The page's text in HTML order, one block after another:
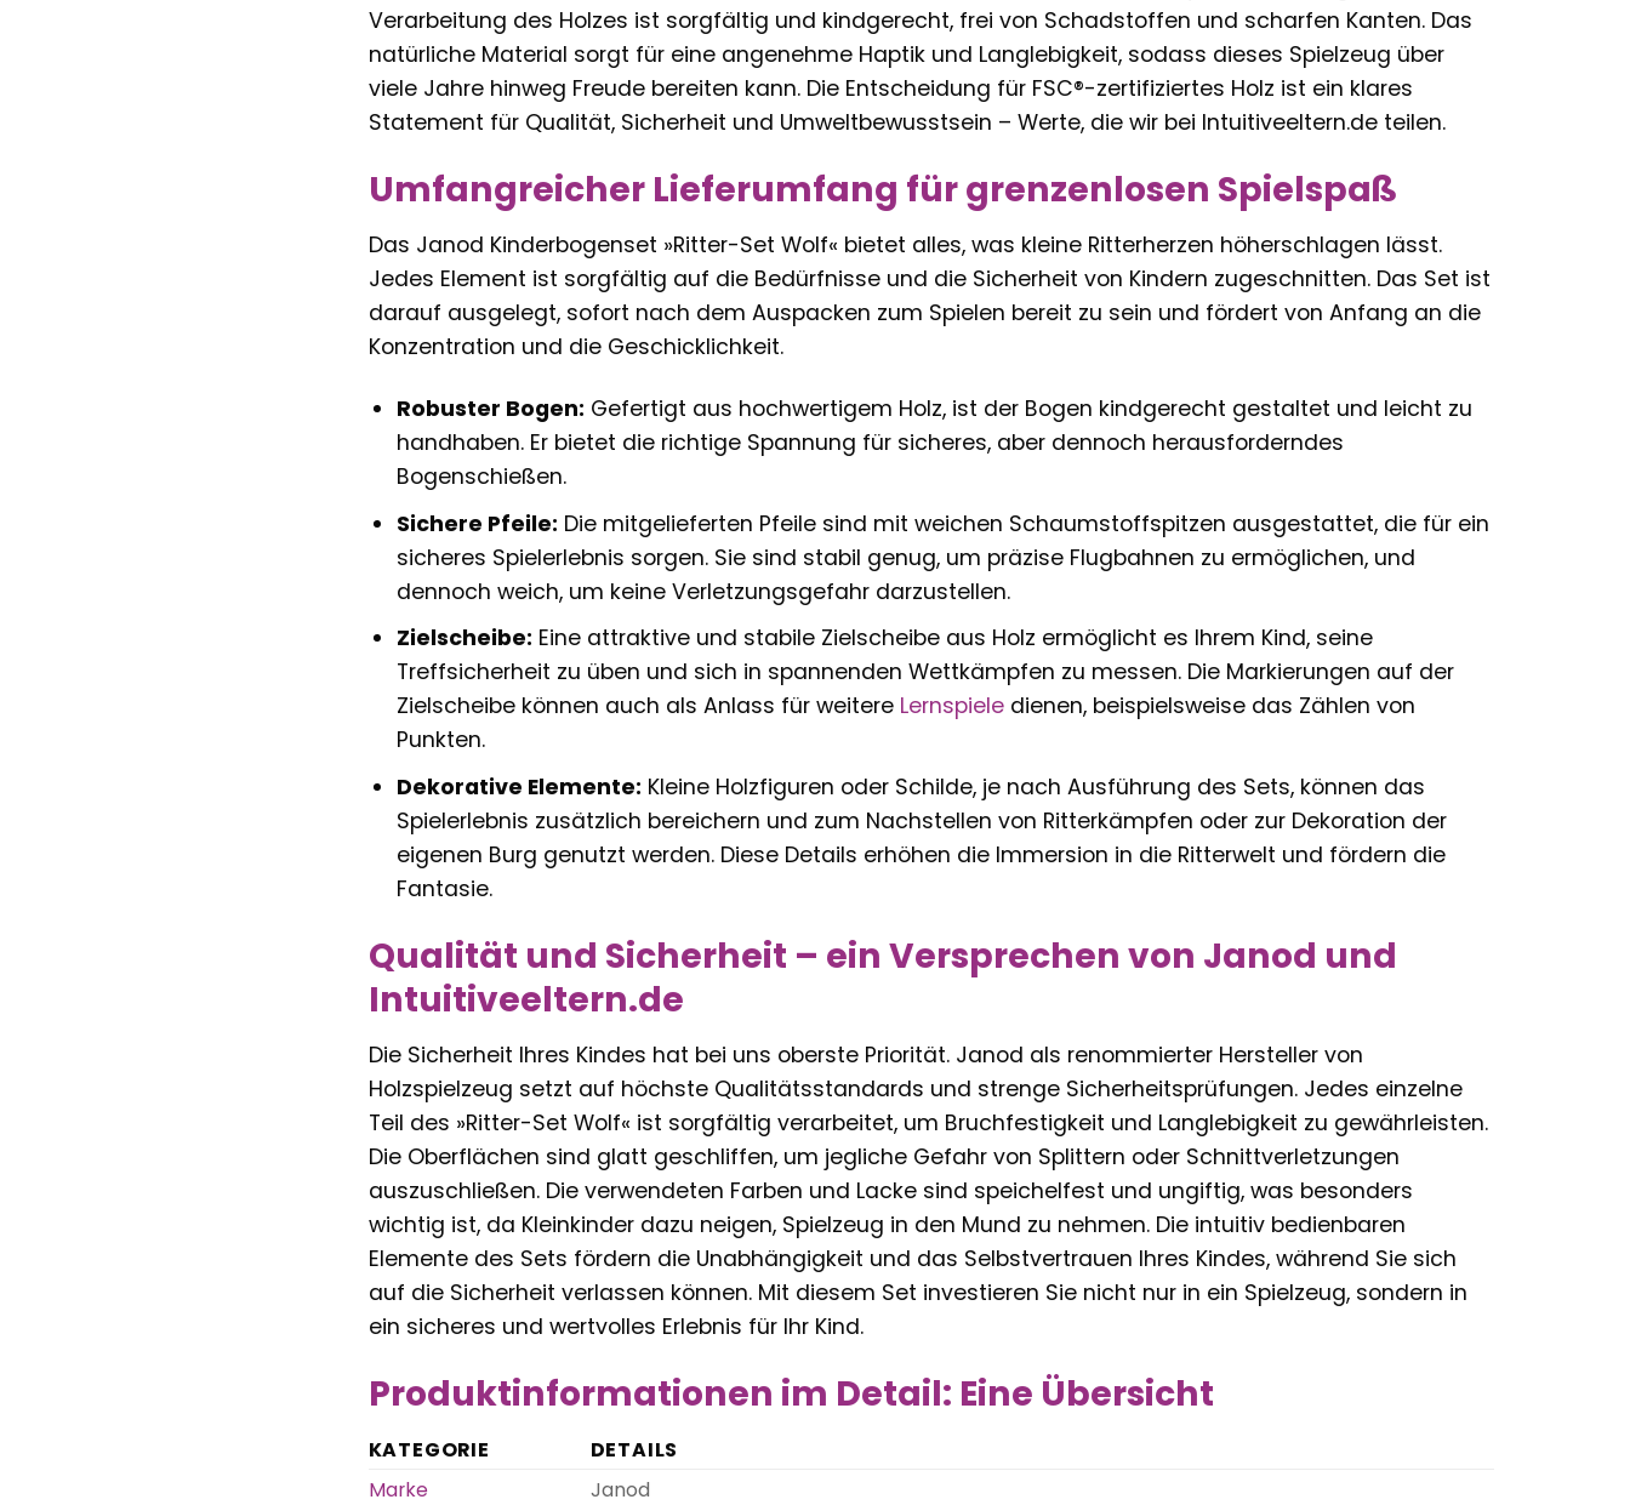
Verarbeitung des Holzes ist sorgfältig und kindgerecht, frei von Schadstoffen und scharfen Kanten. Das
natürliche Material sorgt für eine angenehme Haptik und Langlebigkeit, sodass dieses Spielzeug über
viele Jahre hinweg Freude bereiten kann. Die Entscheidung für FSC®-zertifiziertes Holz ist ein klares
Statement für Qualität, Sicherheit und Umweltbewusstsein – Werte, die wir bei Intuitiveeltern.de teilen.
Umfangreicher Lieferumfang für grenzenlosen Spielspaß
Das Janod Kinderbogenset »Ritter-Set Wolf« bietet alles, was kleine Ritterherzen höherschlagen lässt.
Jedes Element ist sorgfältig auf die Bedürfnisse und die Sicherheit von Kindern zugeschnitten. Das Set ist
darauf ausgelegt, sofort nach dem Auspacken zum Spielen bereit zu sein und fördert von Anfang an die
Konzentration und die Geschicklichkeit.
Robuster Bogen: Gefertigt aus hochwertigem Holz, ist der Bogen kindgerecht gestaltet und leicht zu
handhaben. Er bietet die richtige Spannung für sicheres, aber dennoch herausforderndes
Bogenschießen.
Sichere Pfeile: Die mitgelieferten Pfeile sind mit weichen Schaumstoffspitzen ausgestattet, die für ein
sicheres Spielerlebnis sorgen. Sie sind stabil genug, um präzise Flugbahnen zu ermöglichen, und
dennoch weich, um keine Verletzungsgefahr darzustellen.
Zielscheibe: Eine attraktive und stabile Zielscheibe aus Holz ermöglicht es Ihrem Kind, seine
Treffsicherheit zu üben und sich in spannenden Wettkämpfen zu messen. Die Markierungen auf der
Zielscheibe können auch als Anlass für weitere Lernspieledienen, beispielsweise das Zählen von
Punkten.
Dekorative Elemente: Kleine Holzfiguren oder Schilde, je nach Ausführung des Sets, können das
Spielerlebnis zusätzlich bereichern und zum Nachstellen von Ritterkämpfen oder zur Dekoration der
eigenen Burg genutzt werden. Diese Details erhöhen die Immersion in die Ritterwelt und fördern die
Fantasie.
Qualität und Sicherheit – ein Versprechen von Janod und
Intuitiveeltern.de
Die Sicherheit Ihres Kindes hat bei uns oberste Priorität. Janod als renommierter Hersteller von
Holzspielzeug setzt auf höchste Qualitätsstandards und strenge Sicherheitsprüfungen. Jedes einzelne
Teil des »Ritter-Set Wolf« ist sorgfältig verarbeitet, um Bruchfestigkeit und Langlebigkeit zu gewährleisten.
Die Oberflächen sind glatt geschliffen, um jegliche Gefahr von Splittern oder Schnittverletzungen
auszuschließen. Die verwendeten Farben und Lacke sind speichelfest und ungiftig, was besonders
wichtig ist, da Kleinkinder dazu neigen, Spielzeug in den Mund zu nehmen. Die intuitiv bedienbaren
Elemente des Sets fördern die Unabhängigkeit und das Selbstvertrauen Ihres Kindes, während Sie sich
auf die Sicherheit verlassen können. Mit diesem Set investieren Sie nicht nur in ein Spielzeug, sondern in
ein sicheres und wertvolles Erlebnis für Ihr Kind.
Produktinformationen im Detail: Eine Übersicht
KATEGORIE
DETAILS
Marke
Janod